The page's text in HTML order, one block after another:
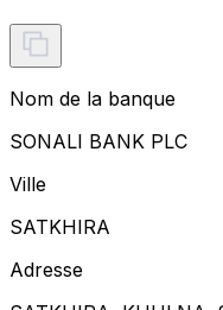
Nom de la banque
SONALI BANK PLC
Ville
SATKHIRA
Adresse